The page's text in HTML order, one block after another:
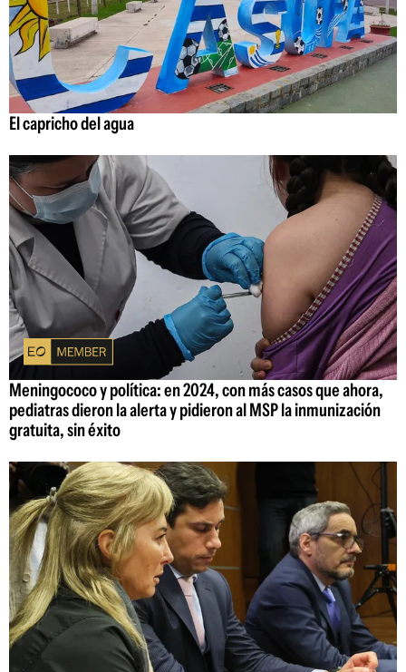
El capricho del agua
Meningococo y política: en 2024, con más casos que ahora,
pediatras dieron la alerta y pidieron al MSP la inmunización
gratuita, sin éxito